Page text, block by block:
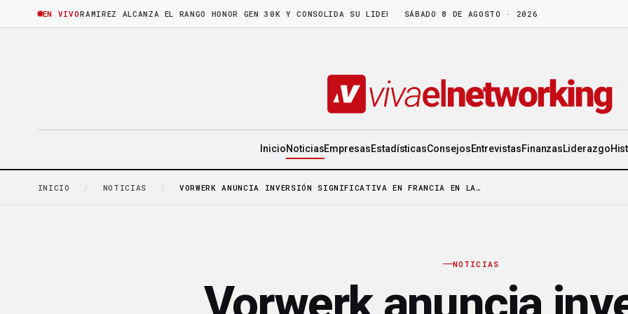
EN VIVO
BRUNO RAMIREZ ALCANZA EL RANGO HONOR GEN 30K Y CONSOLIDA SU LIDERAZGO EN WORLD GEN·LA FRUTA MADURA NO ESPERA: HAY
SÁBADO 8 DE AGOSTO · 2026
InicioNoticiasEmpresasEstadísticasConsejosEntrevistasFinanzasLiderazgo
INICIO / NOTICIAS / VORWERK ANUNCIA INVERSIÓN SIGNIFICATIVA EN FRANCIA EN LA…
NOTICIAS